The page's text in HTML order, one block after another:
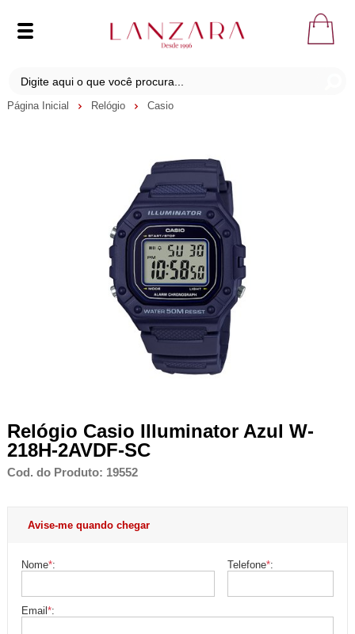
Página Inicial Relógio Casio
Relógio Casio Illuminator Azul W-
218H-2AVDF-SC
Cod. do Produto: 19552
Avise-me quando chegar
Nome*: Telefone*:
Email*: